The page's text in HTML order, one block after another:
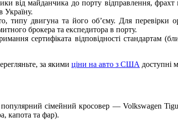
від майданчика до порту відправлення,
Україну.
типу двигуна та його об’єму. Для перевірки
брокера та експедитора в порту.
сертифіката відповідності стандартам
за якими ціни на авто з США доступні
сімейний кросовер — Volkswagen
капота та фар).